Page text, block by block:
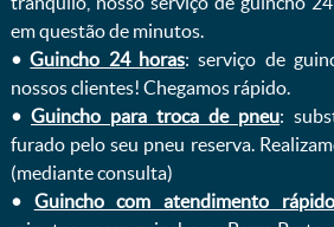
em questão de minutos.
•Guincho 24 horas: serviço de
nossos clientes! Chegamos rápido.
• Guincho para troca de pneu:
furado pelo seu pneu reserva.
(mediante consulta)
• Guincho com atendimento rápido